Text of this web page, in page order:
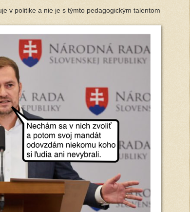
v politike a nie je s týmto pedagogickým talentom